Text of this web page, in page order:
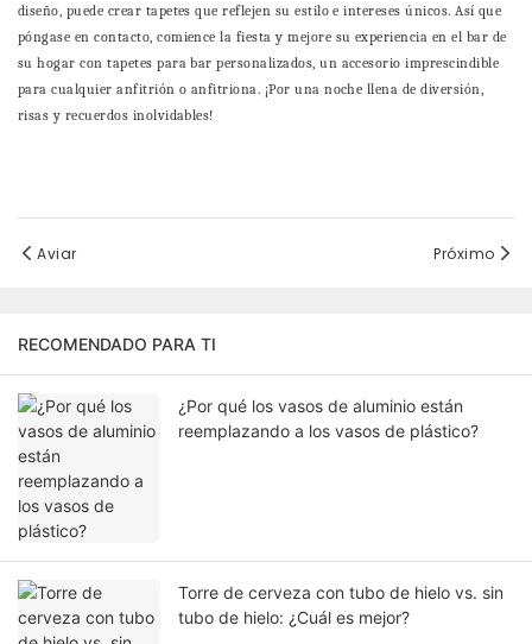
diseño, puede crear tapetes que reflejen su estilo e intereses únicos. Así que
póngase en contacto, comience la fiesta y mejore su experiencia en el bar de
su hogar con tapetes para bar personalizados, un accesorio imprescindible
para cualquier anfitrión o anfitriona. ¡Por una noche llena de diversión,
risas y recuerdos inolvidables!
Aviar Próximo
RECOMENDADO PARA TI
¿Por qué los vasos de aluminio están
reemplazando a los vasos de plástico?
Torre de cerveza con tubo de hielo vs. sin
tubo de hielo: ¿Cuál es mejor?